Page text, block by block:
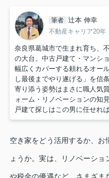
筆者 辻本 伸幸
不動産キャリア20年
奈良県葛城市で生まれ育ち、
の大台。中古戸建て・マンシ
幅広くカバーする頼れるオー
し最後までやり遂げる」を信
寄り添う姿勢はまさに職人気
ォーム・リノベーションの知
戸建て探しはこの男に任せれ
空き家をどう活用するか、お
ょうか。実は、リノベーシ
や税金の優遇など、さまざま